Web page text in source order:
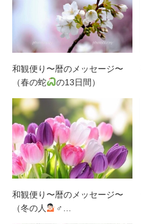
和観便り〜暦のメッセージ〜
（春の蛇
の13日間）
和観便り〜暦のメッセージ〜
（冬の人
‍♂…